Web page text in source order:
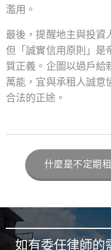
濫用。
最後，提醒地主與投資
但「誠實信用原則」是
質正義。企圖以過戶給
萬能，宜與承租人誠意
合法的正途。
什麼是不定期
如有委任律師的